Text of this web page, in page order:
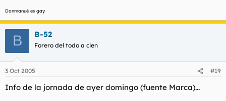
Donmanué es gay
B B-52
Forero del todo a cien
3 Oct 2005 #19
Info de la jornada de ayer domingo (fuente Marca)...